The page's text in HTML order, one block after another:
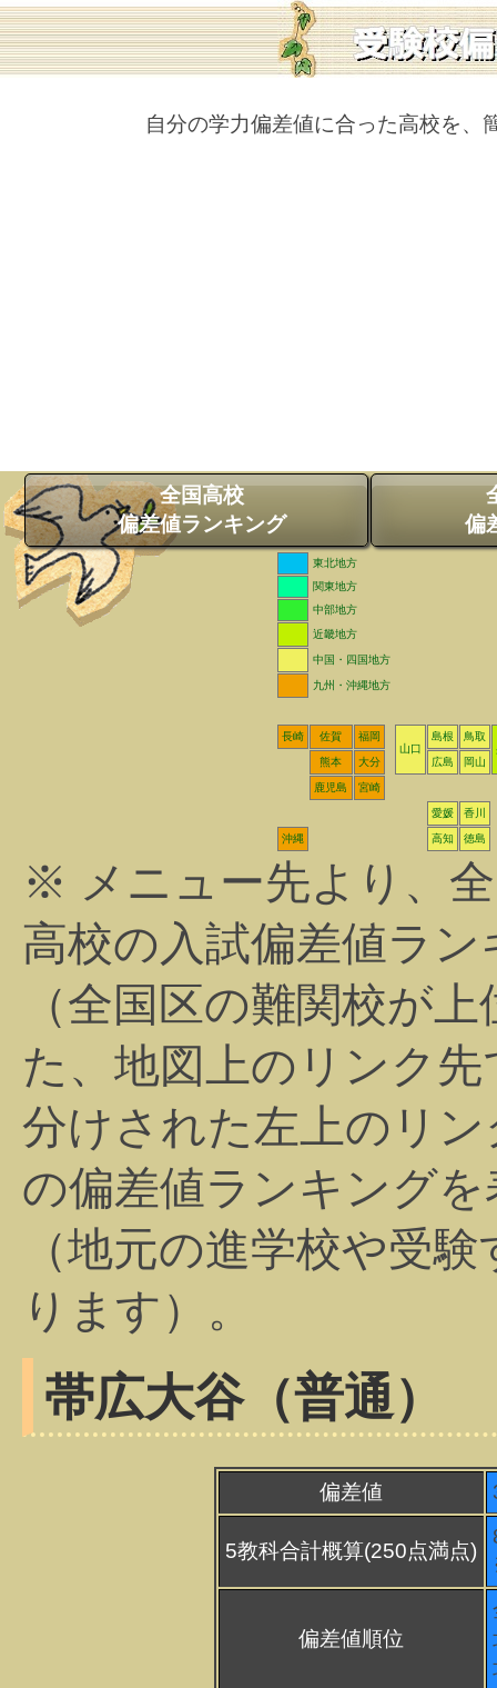
自分の学力偏差値に合った高校を、
全国高校
偏差値ランキング
偏
東北地方
関東地方
中部地方
近畿地方
中国・四国地方
九州・沖縄地方
長崎 佐賀
福岡
山口
島根
鳥取
熊本
大分 広島 岡山
鹿児島 宮崎
愛媛 香川
沖縄 高知 徳島
※ メニュー先より、
高校の入試偏差値ラ
（全国区の難関校が
た、地図上のリンク
分けされた左上のリ
の偏差値ランキング
（地元の進学校や受
ります）。
帯広大谷（普通）
偏差値
5教科合計概算(250点満点)
偏差値順位